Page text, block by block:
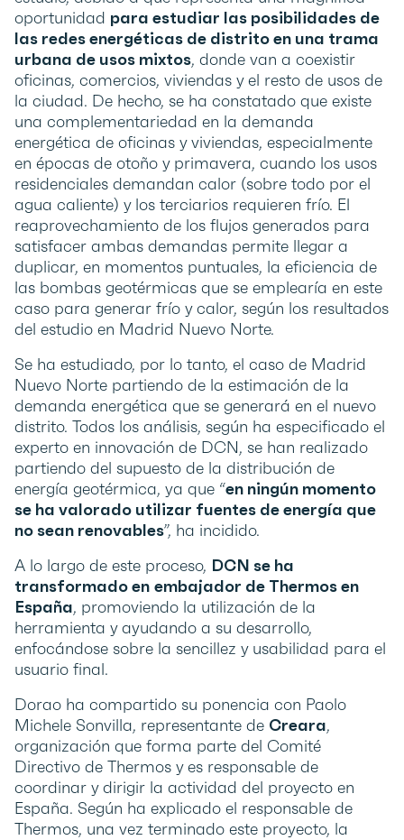
oportunidad para estudiar las posibilidades de
las redes energéticas de distrito en una trama
urbana de usos mixtos, donde van a coexistir
oficinas, comercios, viviendas y el resto de usos de
la ciudad. De hecho, se ha constatado que existe
una complementariedad en la demanda
energética de oficinas y viviendas, especialmente
en épocas de otoño y primavera, cuando los usos
residenciales demandan calor (sobre todo por el
agua caliente) y los terciarios requieren frío. El
reaprovechamiento de los flujos generados para
satisfacer ambas demandas permite llegar a
duplicar, en momentos puntuales, la eficiencia de
las bombas geotérmicas que se emplearía en este
caso para generar frío y calor, según los resultados
del estudio en Madrid Nuevo Norte.
Se ha estudiado, por lo tanto, el caso de Madrid
Nuevo Norte partiendo de la estimación de la
demanda energética que se generará en el nuevo
distrito. Todos los análisis, según ha especificado el
experto en innovación de DCN, se han realizado
partiendo del supuesto de la distribución de
energía geotérmica, ya que “en ningún momento
se ha valorado utilizar fuentes de energía que
no sean renovables”, ha incidido.
A lo largo de este proceso, DCN se ha
transformado en embajador de Thermos en
España, promoviendo la utilización de la
herramienta y ayudando a su desarrollo,
enfocándose sobre la sencillez y usabilidad para el
usuario final.
Dorao ha compartido su ponencia con Paolo
Michele Sonvilla, representante de Creara,
organización que forma parte del Comité
Directivo de Thermos y es responsable de
coordinar y dirigir la actividad del proyecto en
España. Según ha explicado el responsable de
Thermos, una vez terminado este proyecto, la